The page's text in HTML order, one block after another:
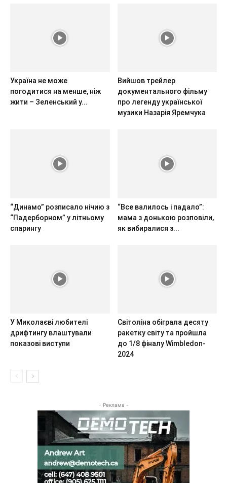
Україна не може
погодитися на менше, ніж
жити – Зеленський у...
Вийшов трейлер
документального фільму
про легенду української
музики Назарія Яремчука
“Динамо” розписало нічию з
“Падерборном” у літньому
спарингу
“Все валилось і падало”:
мама з донькою розповіли,
як вибиралися з...
У Миколаєві любителі
дрифтингу влаштували
показові виступи
Світоліна обіграла десяту
ракетку світу та пройшла
до 1/8 фіналу Wimbledon-
2024
- Реклама -